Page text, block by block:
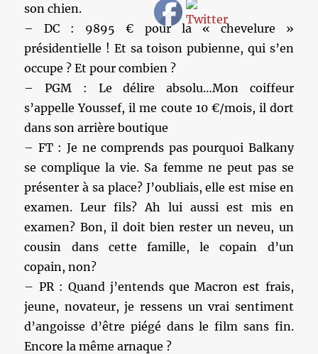
son chien.
– DC : 9895 € pour la « chevelure »
présidentielle ! Et sa toison pubienne, qui s’en
occupe ? Et pour combien ?
– PGM : Le délire absolu…Mon coiffeur
s’appelle Youssef, il me coute 10 €/mois, il dort
dans son arrière boutique
– FT : Je ne comprends pas pourquoi Balkany
se complique la vie. Sa femme ne peut pas se
présenter à sa place? J’oubliais, elle est mise en
examen. Leur fils? Ah lui aussi est mis en
examen? Bon, il doit bien rester un neveu, un
cousin dans cette famille, le copain d’un
copain, non?
– PR : Quand j’entends que Macron est frais,
jeune, novateur, je ressens un vrai sentiment
d’angoisse d’être piégé dans le film sans fin.
Encore la même arnaque ?